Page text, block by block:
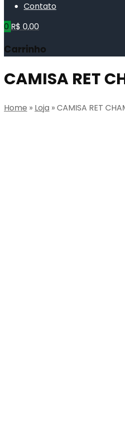
Contato
0 R$ 0,00
Carrinho
CAMISA RET
Home » Loja »CAMISA RET